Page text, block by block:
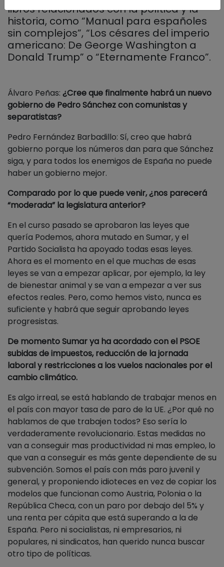
libros relacionados con la política y la
historia, como “Manual para españoles
sin complejos”, “Los césares del imperio
americano: De George Washington a
Donald Trump” o “Eternamente Franco”.
Álvaro Peñas: ¿Cree que finalmente habrá un nuevo
gobierno de Pedro Sánchez con comunistas y
separatistas?
Pedro Fernández Barbadillo: Sí, creo que habrá
gobierno porque los números dan para que Sánchez
siga, y para todos los enemigos de España no puede
haber un gobierno mejor.
Comparado por lo que puede venir, ¿nos parecerá
“moderada” la legislatura anterior?
En el curso pasado se aprobaron las leyes que
quería Podemos, ahora mutado en Sumar, y el
Partido Socialista ha apoyado todas esas leyes.
Ahora es el momento en el que muchas de esas
leyes se van a empezar aplicar, por ejemplo, la ley
de bienestar animal y se van a empezar a ver sus
efectos reales. Pero, como hemos visto, nunca es
suficiente y habrá que seguir aprobando leyes
progresistas.
De momento Sumar ya ha acordado con el PSOE
subidas de impuestos, reducción de la jornada
laboral y restricciones a los vuelos nacionales por el
cambio climático.
Es algo irreal, se está hablando de trabajar menos en
el país con mayor tasa de paro de la UE. ¿Por qué no
hablamos de que trabajen todos? Eso sería lo
verdaderamente revolucionario. Estas medidas no
van a conseguir mas productividad ni mas empleo, lo
que van a conseguir es más gente dependiente de su
subvención. Somos el país con más paro juvenil y
general, y proponiendo idioteces en vez de copiar los
modelos que funcionan como Austria, Polonia o la
República Checa, con un paro por debajo del 5% y
una renta per cápita que está superando a la de
España. Pero ni socialistas, ni empresarios, ni
populares, ni sindicatos, han querido nunca buscar
otro tipo de políticas.